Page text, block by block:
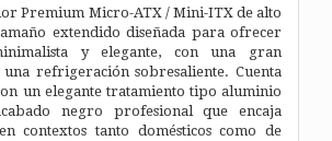
Premium Micro-ATX / Mini-ITX de alto
extendido diseñada para ofrecer
y elegante, con una gran
refrigeración sobresaliente. Cuenta
un elegante tratamiento tipo aluminio
negro profesional que encaja
contextos tanto domésticos como de